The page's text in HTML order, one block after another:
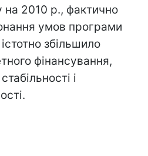
2010 р., фактично
умов програми
збільшило
фінансування,
і